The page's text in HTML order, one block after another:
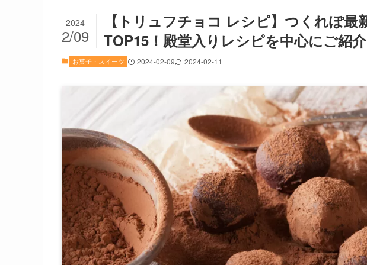
【トリュフチョコ レシピ】つくれぽ
TOP15！殿堂入りレシピを中心にご紹介
2024
2/09
お菓子・スイーツ 2024-02-09 2024-02-11